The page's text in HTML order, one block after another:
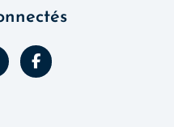
F
a
c